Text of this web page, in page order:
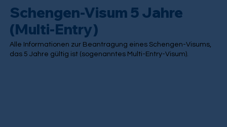
Schengen-Visum 5 Jahre
(Multi-Entry)
Alle Informationen zur Beantragung eines Schengen-Visums,
das 5 Jahre gültig ist (sogenanntes Multi-Entry-Visum).